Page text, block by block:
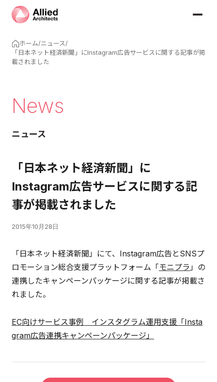
ホーム/ニュース/
「日本ネット経済新聞」にInstagram広告サービスに関する記事が掲
載されました
News
ニュース
「日本ネット経済新聞」に
Instagram広告サービスに関する記
事が掲載されました
2015年10月28日
「日本ネット経済新聞」にて、Instagram広告とSNSプ
ロモーション総合支援プラットフォーム「モニプラ 」の
連携したキャンペーンパッケージに関する記事が掲載さ
れました。
EC向けサービス事例 インスタグラム運用支援「Insta
gram広告連携キャンペーンパッケージ」